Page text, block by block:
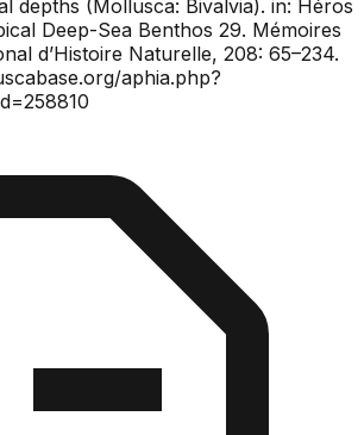
depths (Mollusca: Bivalvia). in: Héros
Deep-Sea Benthos 29. Mémoires
d’Histoire Naturelle, 208: 65–234.
aphia.php?